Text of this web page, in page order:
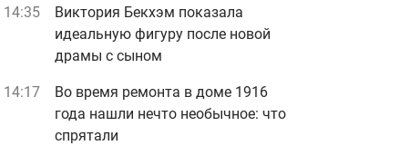
Взрыв на газоперерабатывающей станции под Харьковом
14:35
Виктория Бекхэм показала
идеальную фигуру после новой
драмы с сыном
14:17
Во время ремонта в доме 1916
года нашли нечто необычное: что
спрятали